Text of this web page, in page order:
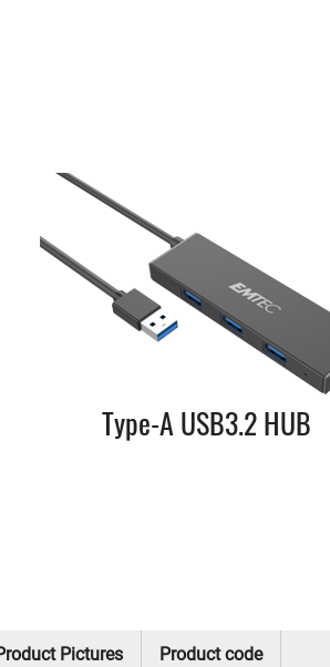
Type-A USB3.2 HUB
Pictures Product code